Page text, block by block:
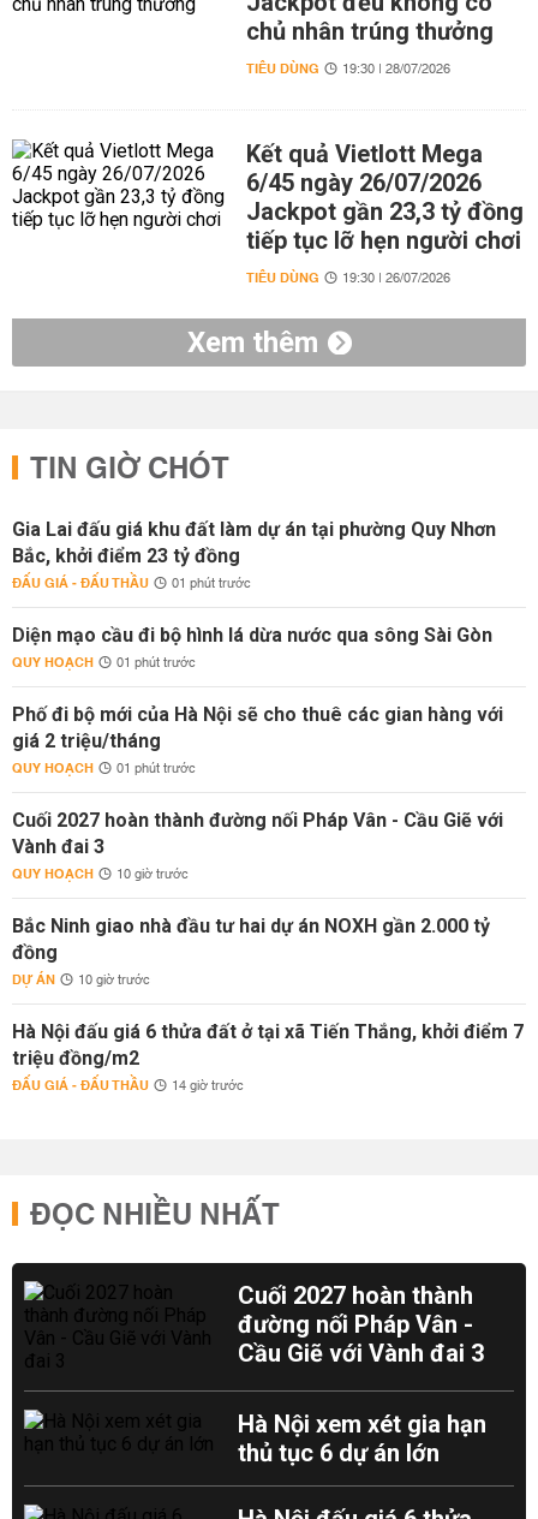
chủ nhân trúng thưởng
TIÊU DÙNG 19:30 | 28/07/2026
Kết quả Vietlott Mega
6/45 ngày 26/07/2026
Jackpot gần 23,3 tỷ đồng
tiếp tục lỡ hẹn người chơi
TIÊU DÙNG 19:30 | 26/07/2026
Xem thêm
TIN GIỜ CHÓT
Gia Lai đấu giá khu đất làm dự án tại phường Quy Nhơn
Bắc, khởi điểm 23 tỷ đồng
ĐẤU GIÁ - ĐẤU THẦU 01 phút trước
Diện mạo cầu đi bộ hình lá dừa nước qua sông Sài Gòn
QUY HOẠCH 01 phút trước
Phố đi bộ mới của Hà Nội sẽ cho thuê các gian hàng với
giá 2 triệu/tháng
QUY HOẠCH 01 phút trước
Cuối 2027 hoàn thành đường nối Pháp Vân - Cầu Giẽ với
Vành đai 3
QUY HOẠCH 10 giờ trước
Bắc Ninh giao nhà đầu tư hai dự án NOXH gần 2.000 tỷ
đồng
DỰ ÁN 10 giờ trước
Hà Nội đấu giá 6 thửa đất ở tại xã Tiến Thắng, khởi điểm 7
triệu đồng/m2
ĐẤU GIÁ - ĐẤU THẦU 14 giờ trước
ĐỌC NHIỀU NHẤT
Cuối 2027 hoàn thành
đường nối Pháp Vân -
Cầu Giẽ với Vành đai 3
Hà Nội xem xét gia hạn
thủ tục 6 dự án lớn